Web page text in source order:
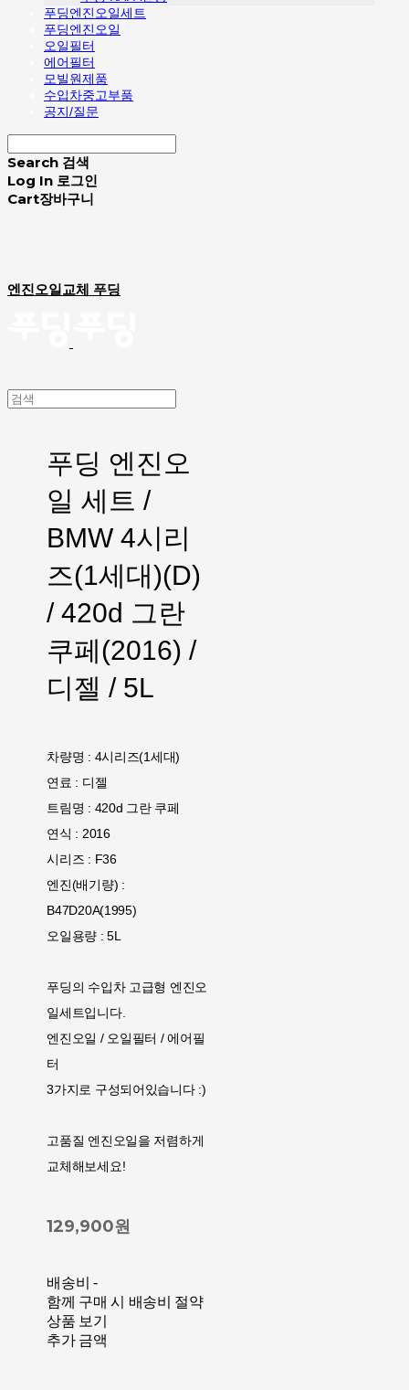
푸딩엔진오일세트
푸딩엔진오일
오일필터
에어필터
모빌원제품
수입차중고부품
공지/질문
Search 검색
Log In 로그인
Cart장바구니
엔진오일교체 푸딩
푸딩 엔진오
일 세트 /
BMW 4시리
즈(1세대)(D)
/ 420d 그란
쿠페(2016) /
디젤 / 5L
차량명 : 4시리즈(1세대)
연료 : 디젤
트림명 : 420d 그란 쿠페
연식 : 2016
시리즈 : F36
엔진(배기량) :
B47D20A(1995)
오일용량 : 5L
푸딩의 수입차 고급형 엔진오
일세트입니다.
엔진오일 / 오일필터 / 에어필
터
3가지로 구성되어있습니다 :)
고품질 엔진오일을 저렴하게
교체해보세요!
129,900원
배송비 -
함께 구매 시 배송비 절약
상품 보기
추가 금액